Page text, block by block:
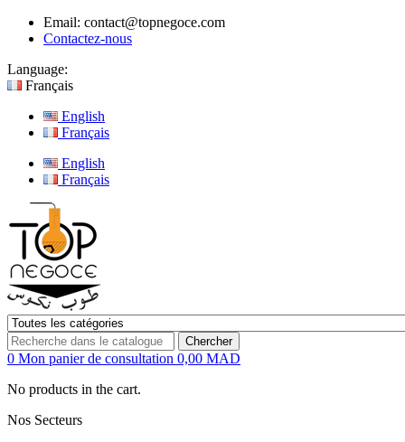
Email: contact@topnegoce.com
Contactez-nous
Language:
Français
English
Français
English
Français
Chercher
0 Mon panier de consultation 0,00 MAD
No products in the cart.
Nos Secteurs